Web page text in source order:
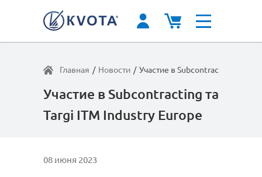
Главная / Новости / Участие в Subcontracting та
Участие в Subcontracting та
Targi ITM Industry Europe
08 июня 2023